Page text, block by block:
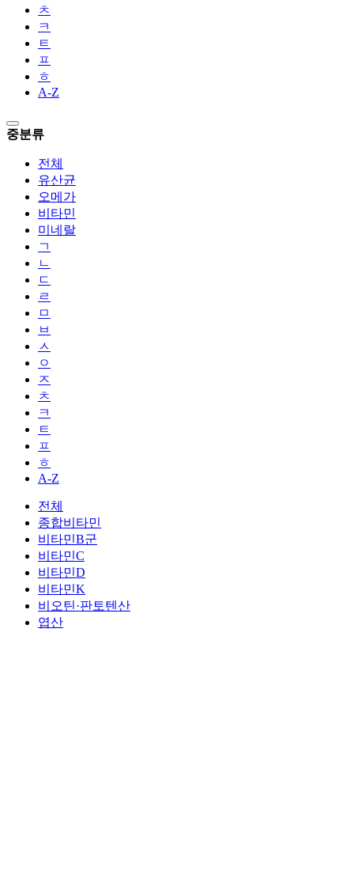
ㅊ
ㅋ
ㅌ
ㅍ
ㅎ
A-Z
중분류
전체
유산균
오메가
비타민
미네랄
ㄱ
ㄴ
ㄷ
ㄹ
ㅁ
ㅂ
ㅅ
ㅇ
ㅈ
ㅊ
ㅋ
ㅌ
ㅍ
ㅎ
A-Z
전체
종합비타민
비타민B군
비타민C
비타민D
비타민K
비오틴·판토텐산
엽산